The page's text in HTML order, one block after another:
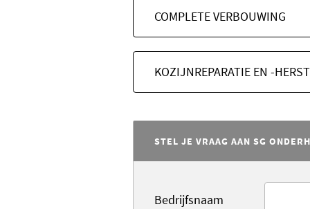
COMPLETE VERBOUWING
KOZIJNREPARATIE EN -
STEL JE VRAAG AAN SG
Bedrijfsnaam